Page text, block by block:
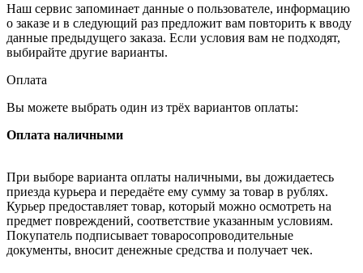
Наш сервис запоминает данные о пользователе, информацию
о заказе и в следующий раз предложит вам повторить к вводу
данные предыдущего заказа. Если условия вам не подходят,
выбирайте другие варианты.
Оплата
Вы можете выбрать один из трёх вариантов оплаты:
Оплата наличными
При выборе варианта оплаты наличными, вы дожидаетесь
приезда курьера и передаёте ему сумму за товар в рублях.
Курьер предоставляет товар, который можно осмотреть на
предмет повреждений, соответствие указанным условиям.
Покупатель подписывает товаросопроводительные
документы, вносит денежные средства и получает чек.